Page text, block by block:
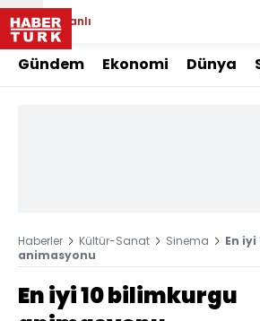
Canlı
Gündem Ekonomi Dünya
Haberler Kültür-Sanat Sinema
En
animasyonu
En iyi 10 bilimkurgu